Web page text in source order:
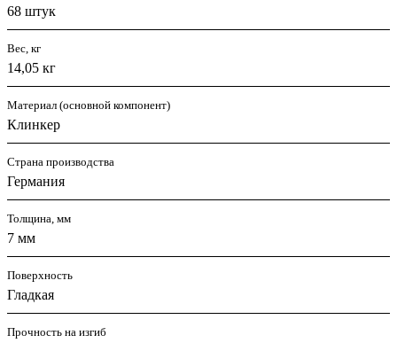
68 штук
Вес, кг
14,05 кг
Материал (основной компонент)
Клинкер
Страна производства
Германия
Толщина, мм
7 мм
Поверхность
Гладкая
Прочность на изгиб